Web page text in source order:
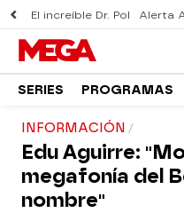
El increíble Dr. Pol Alerta
SERIES PROGRAMAS
INFORMACIÓN
Edu Aguirre:
megafonía del
nombre"